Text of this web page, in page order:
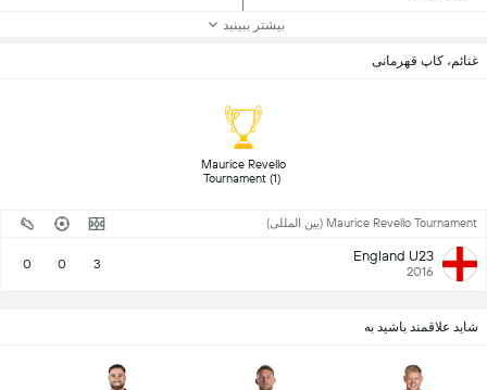
بیشتر ببینید
غنائم، کاپ قهرمانی
Maurice Revello
Maurice Revello Tournament (بین المللی)
England U23
2016
3
0
0
شاید علاقمند باشید به